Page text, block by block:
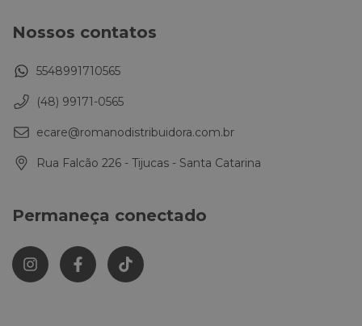
Nossos contatos
5548991710565
(48) 99171-0565
ecare@romanodistribuidora.com.br
Rua Falcão 226 - Tijucas - Santa Catarina
Permaneça conectado